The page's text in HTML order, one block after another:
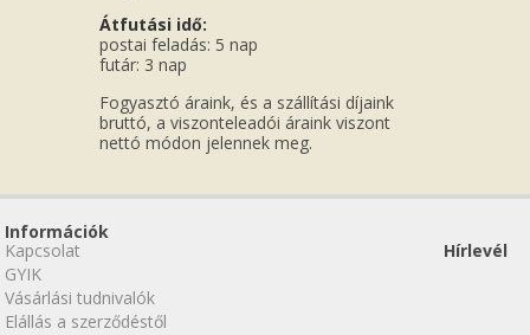
Átfutási idő:
postai feladás: 5 nap
futár: 3 nap
Fogyasztó áraink, és a szállítási díjaink
bruttó, a viszonteleadói áraink viszont
nettó módon jelennek meg.
Információk
Kapcsolat
GYIK
Vásárlási tudnivalók
Elállás a szerződéstől
Hírlevél